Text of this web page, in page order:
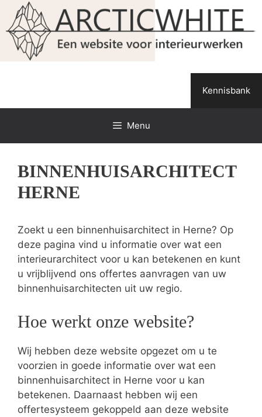
Spring
naar
de
inhoud
Kennisbank
Menu
BINNENHUISARCHITECT
HERNE
Zoekt u een binnenhuisarchitect in Herne? Op
deze pagina vind u informatie over wat een
interieurarchitect voor u kan betekenen en kunt
u vrijblijvend ons offertes aanvragen van uw
binnenhuisarchitecten uit uw regio.
Hoe werkt onze website?
Wij hebben deze website opgezet om u te
voorzien in goede informatie over wat een
binnenhuisarchitect in Herne voor u kan
betekenen. Daarnaast hebben wij een
offertesysteem gekoppeld aan deze website